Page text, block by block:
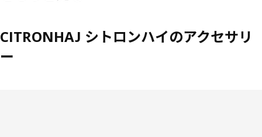
CITRONHAJ シトロンハイのアクセサリ
ー